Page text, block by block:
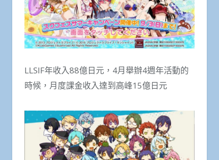
LLSIF年收入88億日元，4月舉辦4週年活動的
時候，月度課金收入達到高峰15億日元